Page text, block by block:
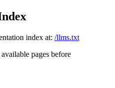
index at: /llms.txt
pages before